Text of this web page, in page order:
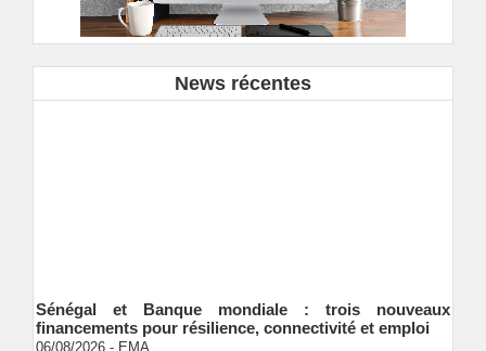
News récentes
Sénégal et Banque mondiale : trois nouveaux
financements pour résilience, connectivité et emploi
06/08/2026 - EMA